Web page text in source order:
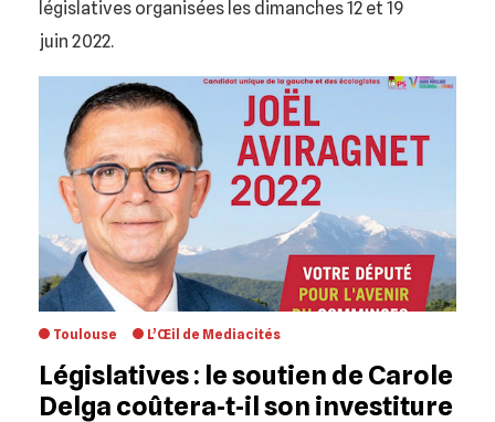
législatives organisées les dimanches 12 et 19
juin 2022.
Toulouse L’Œil de Mediacités
Législatives : le soutien de Carole
Delga coûtera‐t‐il son investiture